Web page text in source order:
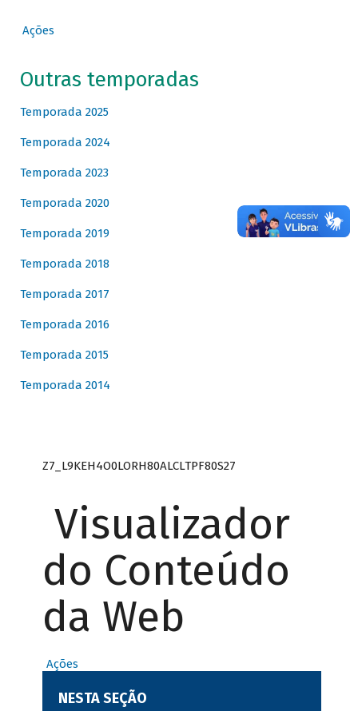
Ações
Outras temporadas
Temporada 2025
Temporada 2024
Temporada 2023
Temporada 2020
Temporada 2019
Temporada 2018
Temporada 2017
Temporada 2016
Temporada 2015
Temporada 2014
Z7_L9KEH4O0LORH80ALCLTPF80S27
Visualizador
do Conteúdo
da Web
Ações
NESTA SEÇÃO